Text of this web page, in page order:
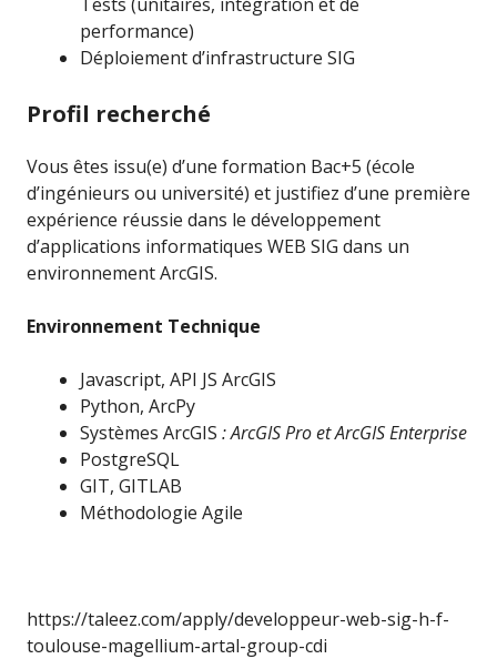
performance)
Déploiement d’infrastructure SIG
Profil recherché
Vous êtes issu(e) d’une formation Bac+5 (école
d’ingénieurs ou université) et justifiez d’une première
expérience réussie dans le développement
d’applications informatiques WEB SIG dans un
environnement ArcGIS.
Environnement Technique
Javascript, API JS ArcGIS
Python, ArcPy
Systèmes ArcGIS : ArcGIS Pro et ArcGIS Enterprise
PostgreSQL
GIT, GITLAB
Méthodologie Agile
https://taleez.com/apply/developpeur-web-sig-h-f-
toulouse-magellium-artal-group-cdi